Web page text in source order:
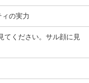
の実力
てください。サル顔に見